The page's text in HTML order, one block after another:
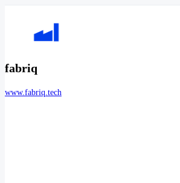
fabriq
www.fabriq.tech